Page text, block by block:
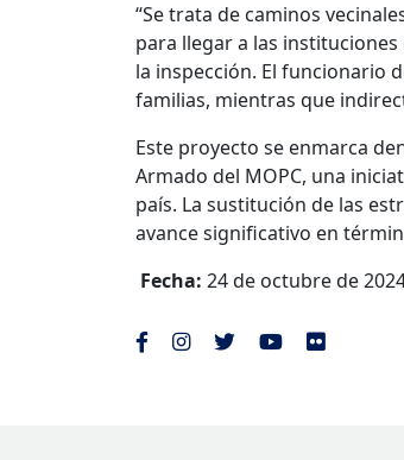
“Se trata de caminos
para llegar a las
la inspección. El funcionario
familias, mientras que
Este proyecto se enmarca
Armado del MOPC, una
país. La sustitución de las
avance significativo en
Fecha: 24 de octubre de